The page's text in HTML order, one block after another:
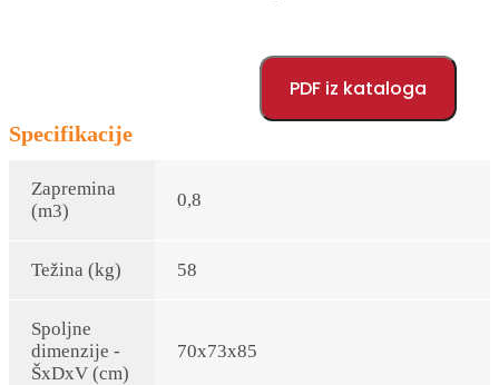
PDF iz kataloga
Specifikacije
Zapremina
(m3)
0,8
Težina (kg) 58
Spoljne
dimenzije -
ŠxDxV (cm)
70x73x85